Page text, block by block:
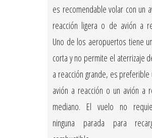
es recomendable volar con un
reacción ligera o de avión a
Uno de los aeropuertos tiene
corta y no permite el aterrizaje
a reacción grande, es preferible
avión a reacción o un avión a
mediano. El vuelo no
ninguna parada para